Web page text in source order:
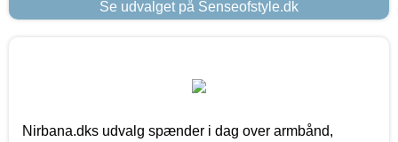
Se udvalget på Senseofstyle.dk
Nirbana.dks udvalg spænder i dag over armbånd,